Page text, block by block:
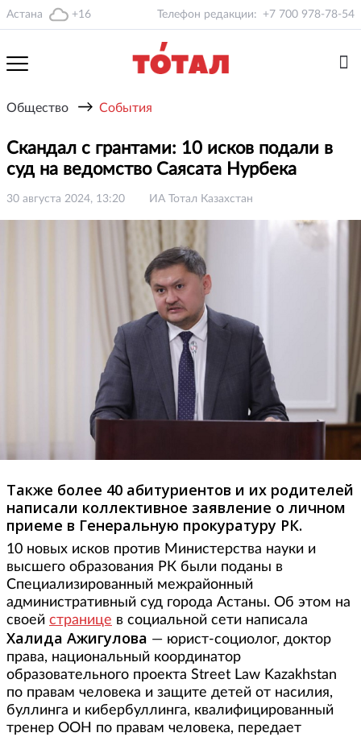
Астана +16 Телефон редакции: +7 700 978-78-54
Общество → События
Скандал с грантами: 10 исков подали в
суд на ведомство Саясата Нурбека
30 августа 2024, 13:20 ИА Тотал Казахстан
Также более 40 абитуриентов и их родителей
написали коллективное заявление о личном
приеме в Генеральную прокуратуру РК.
10 новых исков против Министерства науки и
высшего образования РК были поданы в
Специализированный межрайонный
административный суд города Астаны. Об этом на
своей странице в социальной сети написала
Халида Ажигулова — юрист-социолог, доктор
права, национальный координатор
образовательного проекта Street Law Kazakhstan
по правам человека и защите детей от насилия,
буллинга и кибербуллинга, квалифицированный
тренер ООН по правам человека, передает